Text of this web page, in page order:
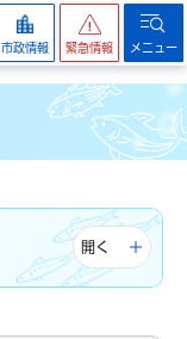
市政情報 緊急情報 メニュー
開く